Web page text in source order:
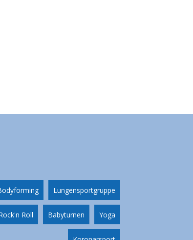
Lungensportgruppe
Yoga
Babyturnen
Roll